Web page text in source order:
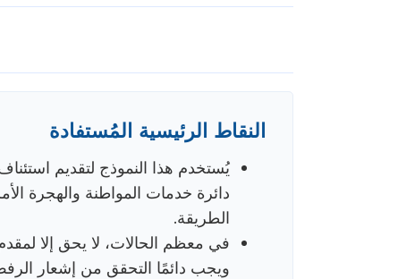
النقاط الرئيسية المُستفادة
يُستخدم هذا النموذج لتقديم
دائرة خدمات المواطنة والهجرة
الطريقة.
في معظم الحالات، لا يحق إلا
ويجب دائمًا التحقق من إشعار